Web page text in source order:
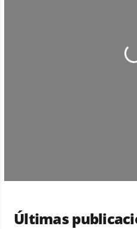
Últimas